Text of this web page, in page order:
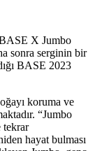
X Jumbo
sonra serginin bir
BASE 2023
koruma ve
“Jumbo
tekrar
hayat bulması